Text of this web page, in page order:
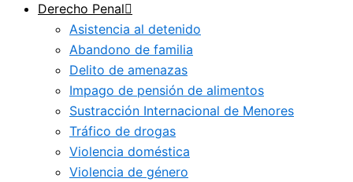
Derecho Penal
Asistencia al detenido
Abandono de familia
Delito de amenazas
Impago de pensión de alimentos
Sustracción Internacional de Menores
Tráfico de drogas
Violencia doméstica
Violencia de género